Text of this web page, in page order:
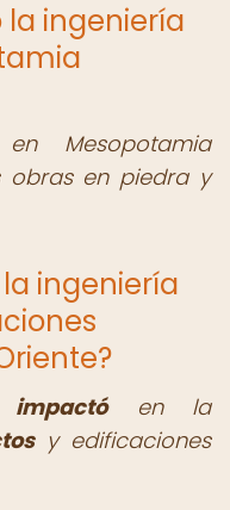
la ingeniería
Mesopotamia
obras en piedra y
ingeniería
impactóen la
y edificaciones